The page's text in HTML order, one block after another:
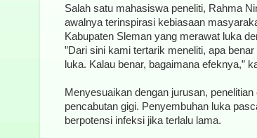
Salah satu mahasiswa peneliti, Rahma
awalnya terinspirasi kebiasaan
Kabupaten Sleman yang merawat luka
”Dari sini kami tertarik meneliti, apa
luka. Kalau benar, bagaimana efeknya,”
Menyesuaikan dengan jurusan,
pencabutan gigi. Penyembuhan luka
berpotensi infeksi jika terlalu lama.